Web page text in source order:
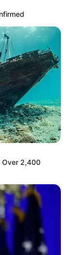
Over 2,400